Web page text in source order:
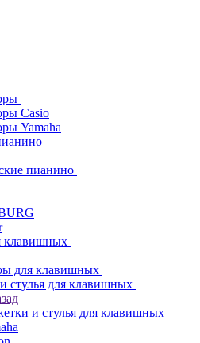
Casio
Yamaha
пианино
клавишных
для клавишных
стулья для клавишных
и стулья для клавишных